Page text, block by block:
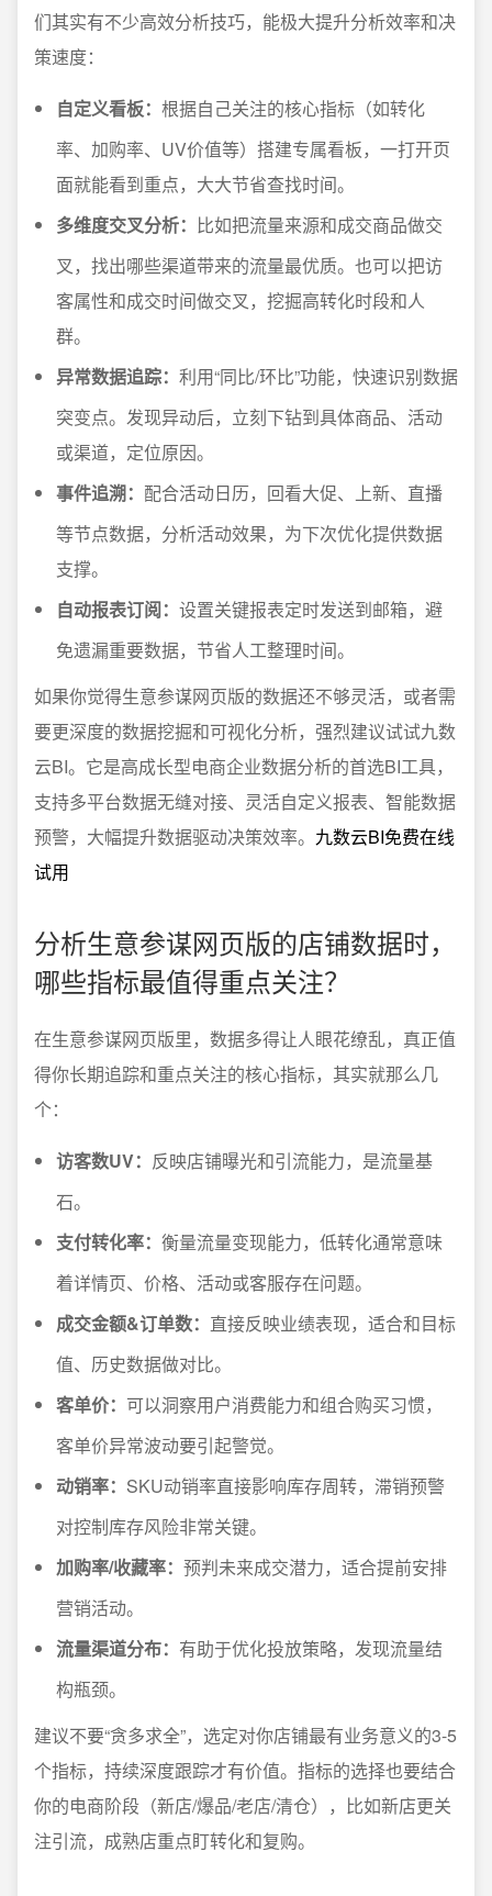
们其实有不少高效分析技巧，能极大提升分析效率和决
策速度：
自定义看板： 根据自己关注的核心指标（如转化
率、加购率、UV价值等）搭建专属看板，一打开页
面就能看到重点，大大节省查找时间。
多维度交叉分析： 比如把流量来源和成交商品做交
叉，找出哪些渠道带来的流量最优质。也可以把访
客属性和成交时间做交叉，挖掘高转化时段和人
群。
异常数据追踪： 利用“同比/环比”功能，快速识别数据
突变点。发现异动后，立刻下钻到具体商品、活动
或渠道，定位原因。
事件追溯： 配合活动日历，回看大促、上新、直播
等节点数据，分析活动效果，为下次优化提供数据
支撑。
自动报表订阅： 设置关键报表定时发送到邮箱，避
免遗漏重要数据，节省人工整理时间。
如果你觉得生意参谋网页版的数据还不够灵活，或者需
要更深度的数据挖掘和可视化分析，强烈建议试试九数
云BI。它是高成长型电商企业数据分析的首选BI工具，
支持多平台数据无缝对接、灵活自定义报表、智能数据
预警，大幅提升数据驱动决策效率。 九数云BI免费在线
试用
分析生意参谋网页版的店铺数据时，
哪些指标最值得重点关注？
在生意参谋网页版里，数据多得让人眼花缭乱，真正值
得你长期追踪和重点关注的核心指标，其实就那么几
个：
访客数UV： 反映店铺曝光和引流能力，是流量基
石。
支付转化率： 衡量流量变现能力，低转化通常意味
着详情页、价格、活动或客服存在问题。
成交金额&订单数： 直接反映业绩表现，适合和目标
值、历史数据做对比。
客单价： 可以洞察用户消费能力和组合购买习惯，
客单价异常波动要引起警觉。
动销率： SKU动销率直接影响库存周转，滞销预警
对控制库存风险非常关键。
加购率/收藏率： 预判未来成交潜力，适合提前安排
营销活动。
流量渠道分布： 有助于优化投放策略，发现流量结
构瓶颈。
建议不要“贪多求全”，选定对你店铺最有业务意义的3-5
个指标，持续深度跟踪才有价值。指标的选择也要结合
你的电商阶段（新店/爆品/老店/清仓），比如新店更关
注引流，成熟店重点盯转化和复购。